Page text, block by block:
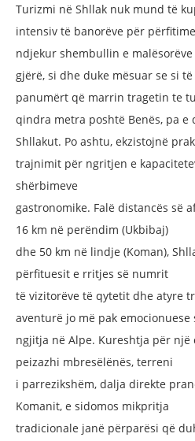
Turizmi në Shllak nuk mund të
intensiv të banorëve për
ndjekur shembullin e
gjërë, si dhe duke mësuar se si
panumërt që marrin tragetin te
qindra metra poshtë Benës, pa
Shllakut. Po ashtu, ekzistojnë
trajnimit për ngritjen e
shërbimeve
gastronomike. Falë distancës së
16 km në perëndim (Ukbibaj)
dhe 50 km në lindje (Koman),
përfituesit e rritjes së numrit
të vizitorëve të qytetit dhe atyre
aventurë jo më pak emocionuese
ngjitja në Alpe. Kureshtja për një
peizazhi mbresëlënës, terreni
i parrezikshëm, dalja direkte
Komanit, e sidomos mikpritja
tradicionale janë përparësi që